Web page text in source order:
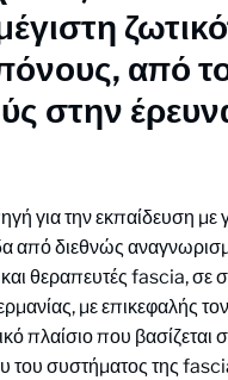
από
στην
για την εκπαίδευση
από διεθνώς
και θεραπευτές fascia, σε
με επικεφαλής
πλαίσιο που βασίζεται
του συστήματος της